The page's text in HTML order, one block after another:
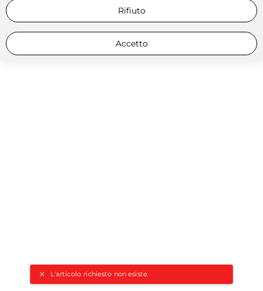
L'articolo richiesto non esiste.
Rifiuto
Accetto